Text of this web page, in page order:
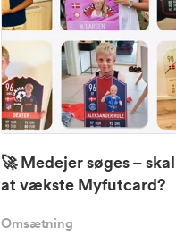
🚀 Medejer søges –
at vækste Myfutcard?
Omsætning